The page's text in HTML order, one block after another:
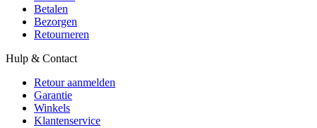
Betalen
Bezorgen
Retourneren
Hulp & Contact
Retour aanmelden
Garantie
Winkels
Klantenservice